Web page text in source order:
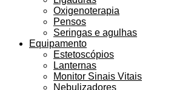
Oxigenoterapia
Pensos
Seringas e agulhas
Equipamento
Estetoscópios
Lanternas
Monitor Sinais Vitais
Nebulizadores